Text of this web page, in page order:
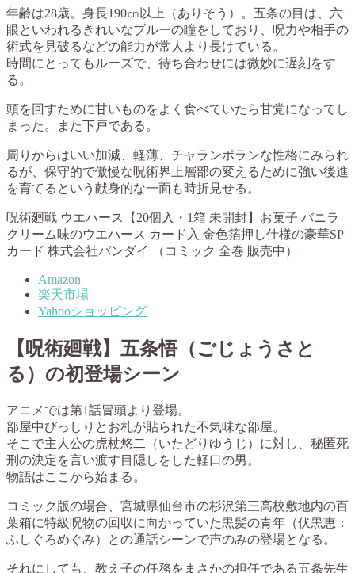
年齢は28歳。身長190㎝以上（ありそう）。五条の目は、六
眼といわれるきれいなブルーの瞳をしており、呪力や相手の
術式を見破るなどの能力が常人より長けている。
時間にとってもルーズで、待ち合わせには微妙に遅刻をす
る。
頭を回すために甘いものをよく食べていたら甘党になってし
まった。また下戸である。
周りからはいい加減、軽薄、チャランポランな性格にみられ
るが、保守的で傲慢な呪術界上層部の変えるために強い後進
を育てるという献身的な一面も時折見せる。
呪術廻戦 ウエハース【20個入・1箱 未開封】お菓子 バニラ
クリーム味のウエハース カード入 金色箔押し仕様の豪華SP
カード 株式会社バンダイ （コミック 全巻 販売中）
Amazon
楽天市場
Yahooショッピング
【呪術廻戦】五条悟（ごじょうさと
る）の初登場シーン
アニメでは第1話冒頭より登場。
部屋中びっしりとお札が貼られた不気味な部屋。
そこで主人公の虎杖悠二（いたどりゆうじ）に対し、秘匿死
刑の決定を言い渡す目隠しをした軽口の男。
物語はここから始まる。
コミック版の場合、宮城県仙台市の杉沢第三高校敷地内の百
葉箱に特級呪物の回収に向かっていた黒髪の青年（伏黒恵：
ふしぐろめぐみ）との通話シーンで声のみの登場となる。
それにしても、教え子の任務をまさかの担任である五条先生